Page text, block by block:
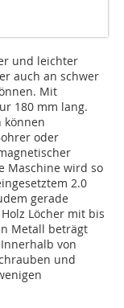
und leichter
auch an schwer
Mit
180 mm lang.
können
oder
Maschine wird so
2.0
gerade
Löcher mit bis
Metall beträgt
von
und